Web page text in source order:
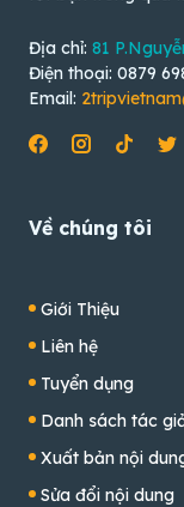
Địa chỉ: 81
Điện thoại: 0879
Email:
Về chúng tôi
Giới Thiệu
Liên hệ
Tuyển dụng
Danh sách tác
Xuất bản nội
Sửa đổi nội dung